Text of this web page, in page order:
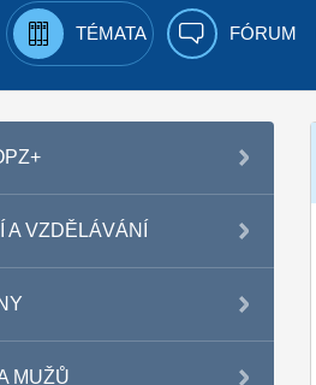
TÉMATA FÓRUM
VZDĚLÁVÁNÍ
MUŽŮ